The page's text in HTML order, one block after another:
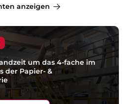
anzeigen
um das 4-fache im
der Papier- &